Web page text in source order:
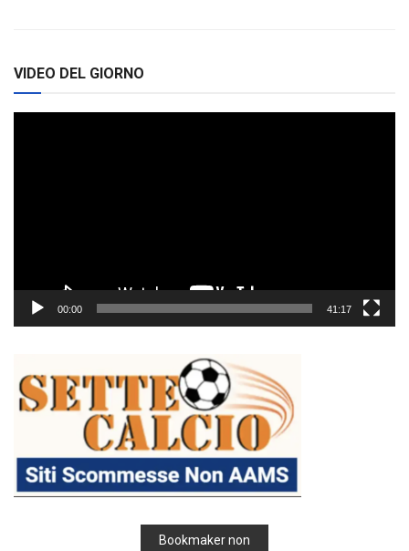
VIDEO DEL GIORNO
00:00 41:17
Bookmaker non